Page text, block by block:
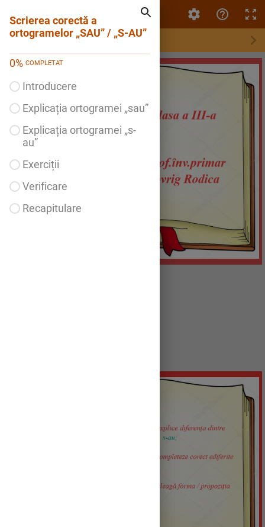
Scrierea corectă a
ortogramelor „SAU” / „S-AU”
0% COMPLETAT
Introducere
Explicația ortogramei „sau”
Explicația ortogramei „s-
au”
Exerciții
Verificare
Recapitulare
Scrierea corectă a ortogramelor „SAU” / „S-AU”